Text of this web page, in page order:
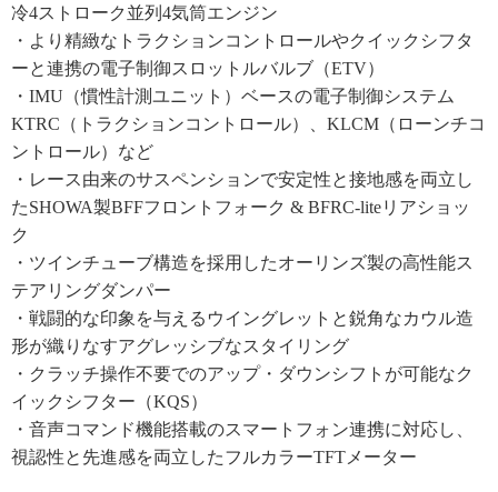
冷4ストローク並列4気筒エンジン
・より精緻なトラクションコントロールやクイックシフタ
ーと連携の電子制御スロットルバルブ（ETV）
・IMU（慣性計測ユニット）ベースの電子制御システム
KTRC（トラクションコントロール）、KLCM（ローンチコ
ントロール）など
・レース由来のサスペンションで安定性と接地感を両立し
たSHOWA製BFFフロントフォーク & BFRC-liteリアショッ
ク
・ツインチューブ構造を採用したオーリンズ製の高性能ス
テアリングダンパー
・戦闘的な印象を与えるウイングレットと鋭角なカウル造
形が織りなすアグレッシブなスタイリング
・クラッチ操作不要でのアップ・ダウンシフトが可能なク
イックシフター（KQS）
・音声コマンド機能搭載のスマートフォン連携に対応し、
視認性と先進感を両立したフルカラーTFTメーター